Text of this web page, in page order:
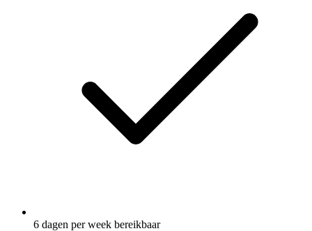
6 dagen per week bereikbaar